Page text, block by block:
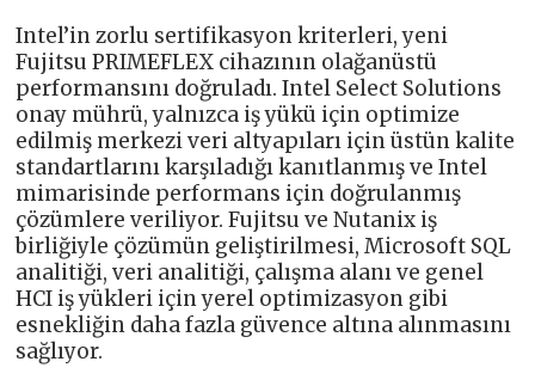
Intel’in zorlu sertifikasyon kriterleri, yeni
Fujitsu PRIMEFLEX cihazının olağanüstü
performansını doğruladı. Intel Select Solutions
onay mührü, yalnızca iş yükü için optimize
edilmiş merkezi veri altyapıları için üstün kalite
standartlarını karşıladığı kanıtlanmış ve Intel
mimarisinde performans için doğrulanmış
çözümlere veriliyor. Fujitsu ve Nutanix iş
birliğiyle çözümün geliştirilmesi, Microsoft SQL
analitiği, veri analitiği, çalışma alanı ve genel
HCI iş yükleri için yerel optimizasyon gibi
esnekliğin daha fazla güvence altına alınmasını
sağlıyor.